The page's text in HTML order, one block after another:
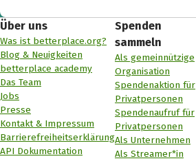
Über uns
Was ist betterplace.org?
Blog & Neuigkeiten
betterplace academy
Das Team
Jobs
Presse
Kontakt & Impressum
Barrierefreiheitserklärung
API Dokumentation
Spenden
sammeln
Als gemeinnützige
Organisation
Spendenaktion für
Privatpersonen
Spendenaufruf für
Privatpersonen
Als Unternehmen
Als Streamer*in